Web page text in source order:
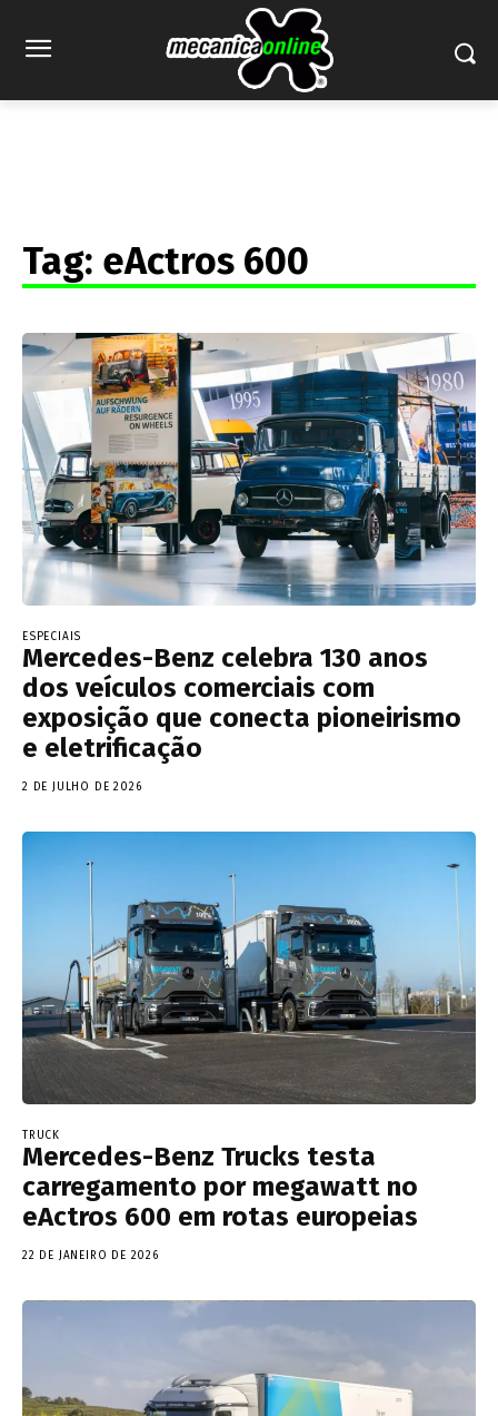
Tag: eActros 600
ESPECIAIS
Mercedes-Benz celebra 130 anos
dos veículos comerciais com
exposição que conecta pioneirismo
e eletrificação
2 DE JULHO DE 2026
TRUCK
Mercedes-Benz Trucks testa
carregamento por megawatt no
eActros 600 em rotas europeias
22 DE JANEIRO DE 2026